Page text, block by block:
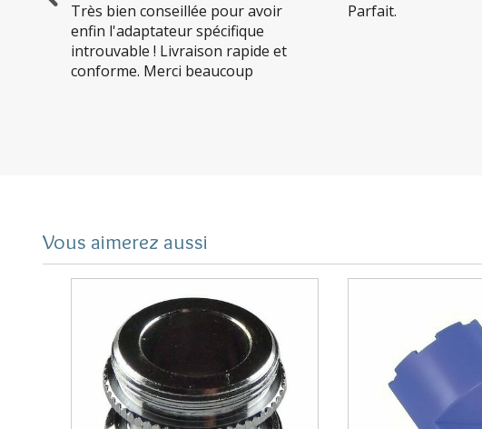
Très bien conseillée pour avoir
enfin l'adaptateur spécifique
introuvable ! Livraison rapide et
conforme. Merci beaucoup
Parfait.
Vous aimerez aussi